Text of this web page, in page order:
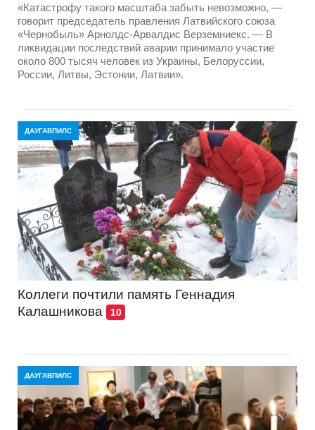
«Катастрофу такого масштаба забыть невозможно, —
говорит председатель правления Латвийского союза
«Чернобыль» Арнолдс-Арвалдис Верземниекс. — В
ликвидации последствий аварии принимало участие
около 800 тысяч человек из Украины, Белоруссии,
России, Литвы, Эстонии, Латвии».
ДАУГАВПИЛС
Коллеги почтили память Геннадия
Калашникова
10
ДАУГАВПИЛС